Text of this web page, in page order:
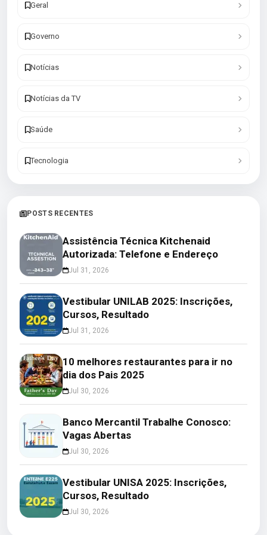
Geral
Governo
Notícias
Notícias da TV
Saúde
Tecnologia
POSTS RECENTES
Assistência Técnica Kitchenaid
Autorizada: Telefone e Endereço
Jul 31, 2026
Vestibular UNILAB 2025: Inscrições,
Cursos, Resultado
Jul 31, 2026
10 melhores restaurantes para ir no
dia dos Pais 2025
Jul 30, 2026
Banco Mercantil Trabalhe Conosco:
Vagas Abertas
Jul 30, 2026
Vestibular UNISA 2025: Inscrições,
Cursos, Resultado
Jul 30, 2026